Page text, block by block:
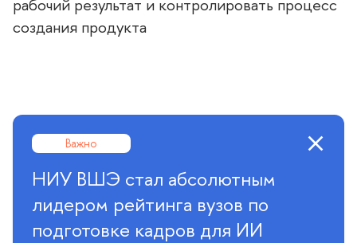
создания продукта
ажно
НИУ ВШЭ стал абсолютным
лидером рейтинга вузов по
подготовке кадров для ИИ